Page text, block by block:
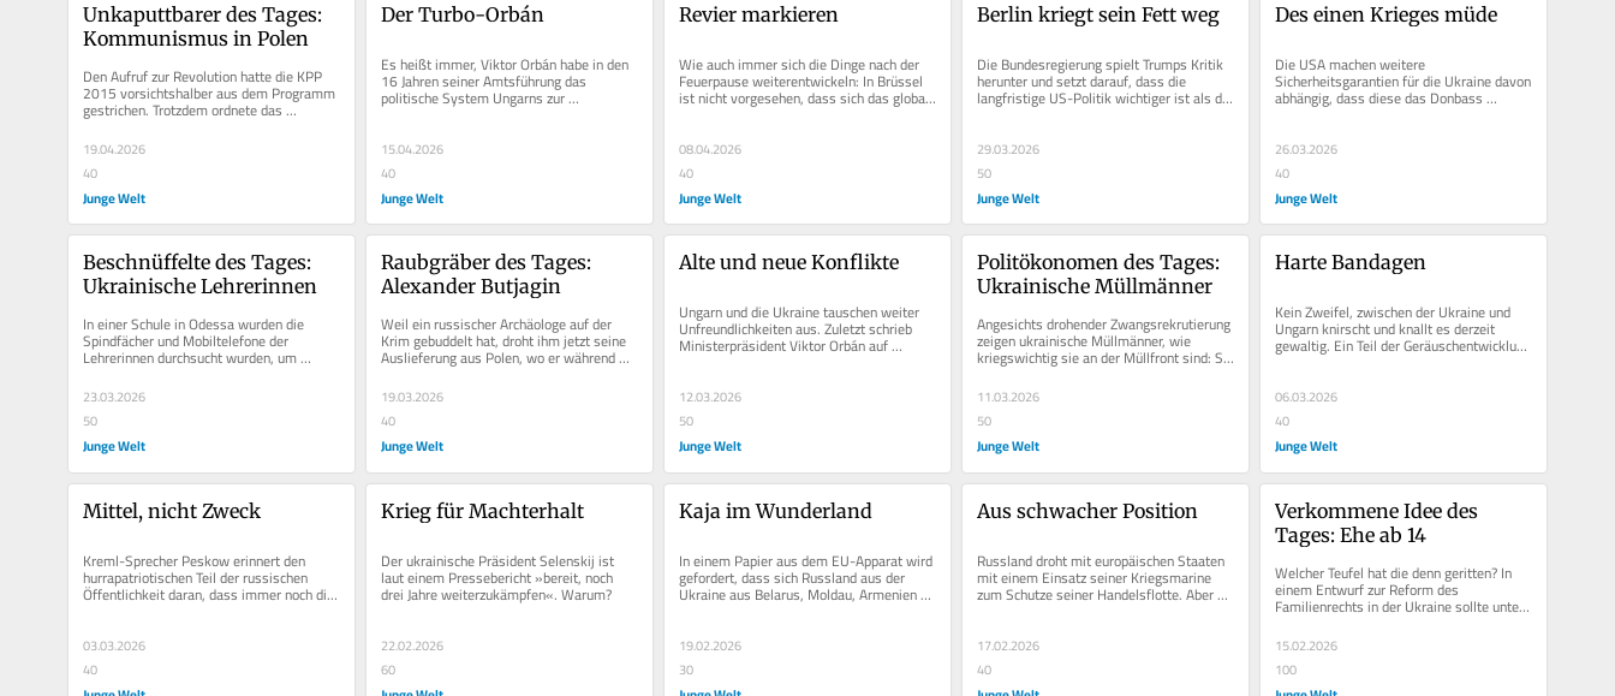
Unkaputtbarer des Tages:
Kommunismus in Polen
Den Aufruf zur Revolution hatte die KPP
2015 vorsichtshalber aus dem Programm
gestrichen. Trotzdem ordnete das
Verfassungsgericht die Streichung an.
19.04.2026
40
Junge Welt
Der Turbo-Orbán
Es heißt immer, Viktor Orbán habe in den
16 Jahren seiner Amtsführung das
politische System Ungarns zur
Unkenntlichkeit verändert. Péter Magyar...
15.04.2026
40
Junge Welt
Revier markieren
Wie auch immer sich die Dinge nach der
Feuerpause weiterentwickeln: In Brüssel
ist nicht vorgesehen, dass sich das globale
Kräftegleichgewicht auf...
08.04.2026
40
Junge Welt
Berlin kriegt sein Fett weg
Die Bundesregierung spielt Trumps Kritik
herunter und setzt darauf, dass die
langfristige US-Politik wichtiger ist als die
unberechenbaren Aussagen...
29.03.2026
50
Junge Welt
Des einen Krieges müde
Die USA machen weitere
Sicherheitsgarantien für die Ukraine davon
abhängig, dass diese das Donbass
vollständig räume. Dahinter steht aus US-
26.03.2026
40
Junge Welt
Beschnüffelte des Tages:
Ukrainische Lehrerinnen
In einer Schule in Odessa wurden die
Spindfächer und Mobiltelefone der
Lehrerinnen durchsucht wurden, um
herauszufinden, in welcher Sprache diese
mit...
23.03.2026
50
Junge Welt
Raubgräber des Tages:
Alexander Butjagin
Weil ein russischer Archäologe auf der
Krim gebuddelt hat, droht ihm jetzt seine
Auslieferung aus Polen, wo er während
einer Zwischenlandung...
19.03.2026
40
Junge Welt
Alte und neue Konflikte
Ungarn und die Ukraine tauschen weiter
Unfreundlichkeiten aus. Zuletzt schrieb
Ministerpräsident Viktor Orbán auf
Facebook, seine Familie bekomme...
12.03.2026
50
Junge Welt
Politökonomen des Tages:
Ukrainische Müllmänner
Angesichts drohender Zwangsrekrutierung
zeigen ukrainische Müllmänner, wie
kriegswichtig sie an der Müllfront sind: Sie
erscheinen einfach nicht...
11.03.2026
50
Junge Welt
Harte Bandagen
Kein Zweifel, zwischen der Ukraine und
Ungarn knirscht und knallt es derzeit
gewaltig. Ein Teil der Geräuschentwicklung
dürfte dem ungarischen...
06.03.2026
40
Junge Welt
Mittel, nicht Zweck
Kreml-Sprecher Peskow erinnert den
hurrapatriotischen Teil der russischen
Öffentlichkeit daran, dass immer noch die
Politik den Krieg bestimme und...
03.03.2026
40
Krieg für Machterhalt
Der ukrainische Präsident Selenskij ist
laut einem Pressebericht »bereit, noch
drei Jahre weiterzukämpfen«. Warum?
22.02.2026
60
Kaja im Wunderland
In einem Papier aus dem EU-Apparat wird
gefordert, dass sich Russland aus der
Ukraine aus Belarus, Moldau, Armenien
und Georgien zurückziehen solle...
19.02.2026
30
Aus schwacher Position
Russland droht mit europäischen Staaten
mit einem Einsatz seiner Kriegsmarine
zum Schutze seiner Handelsflotte. Aber es
17.02.2026
40
Verkommene Idee des
Tages: Ehe ab 14­
Welcher Teufel hat die denn geritten? In
einem Entwurf zur Reform des
Familienrechts in der Ukraine sollte unter
15.02.2026
100